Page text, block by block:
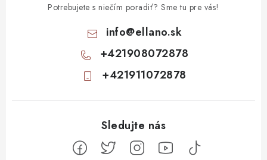
Potrebujete s niečím poradiť? Sme tu pre vás!
info@ellano.sk
+421908072878
+421911072878